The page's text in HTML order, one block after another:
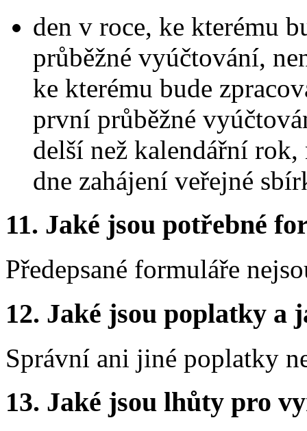
den v roce, ke kterému
průběžné vyúčtování,
ke kterému bude
první průběžné
delší než kalendářní
dne zahájení veřejné
11. Jaké jsou potřebné
Předepsané formuláře
12. Jaké jsou poplatky a
Správní ani jiné poplatky
13. Jaké jsou lhůty pro